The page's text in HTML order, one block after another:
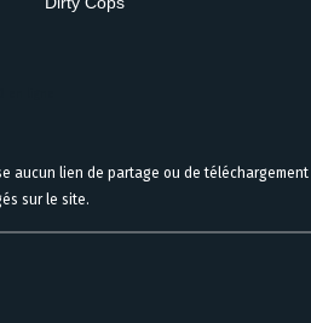
aucun lien de partage ou de
sur le site.